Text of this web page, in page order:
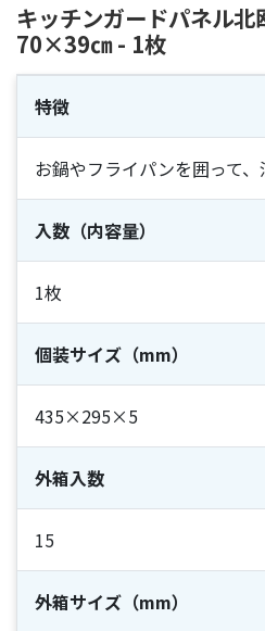
キッチンガードパネル北
70×39㎝ - 1枚
特徴
お鍋やフライパンを囲って、
入数（内容量）
1枚
個装サイズ（mm）
435×295×5
外箱入数
15
外箱サイズ（mm）